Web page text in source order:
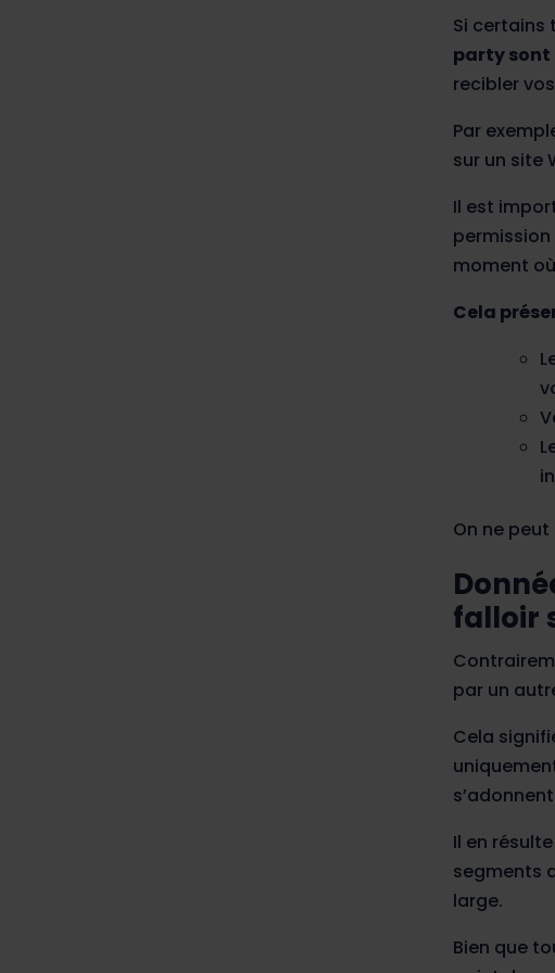
Si certains
party sont
recibler
Par
sur un site
Il est
permission
moment
Cela
On ne
falloir
par un
Cela
Il en
segments
large.
Bien que